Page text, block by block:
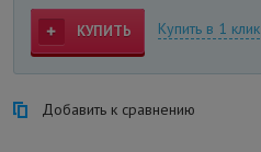
КУПИТЬ Купить в 1 клик
Добавить к сравнению